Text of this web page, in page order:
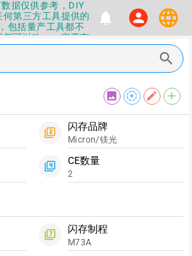
据仅供参考，DIY
第三方工具提供的
包括量产工具都不
可以改，一定要有
流
或者存在误导，欢
尽量维护最正确的
规格和量产工具标
量产工具，过分了
间才能恢复
据仅供参考，DIY
何第三方工具提供的
包括量产工具都不
可以改，一定要有
或者存在误导，欢
尽量维护最正确的
术规格和量产工具标
点击下载吧
notifications person language
search
image filter_tilt_shift edit add
filter_2
闪存品牌
Micron/镁光
filter_4
CE数量
2
filter_7
闪存制程
M73A